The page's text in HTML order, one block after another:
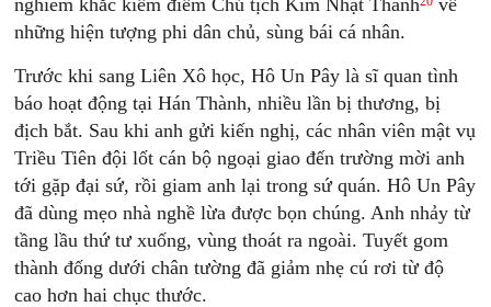
nghiêm khắc kiểm điểm Chủ tịch Kim Nhật Thành
về
những hiện tượng phi dân chủ, sùng bái cá nhân.
Trước khi sang Liên Xô học, Hô Un Pây là sĩ quan tình
báo hoạt động tại Hán Thành, nhiều lần bị thương, bị
địch bắt. Sau khi anh gửi kiến nghị, các nhân viên mật vụ
Triều Tiên đội lốt cán bộ ngoại giao đến trường mời anh
tới gặp đại sứ, rồi giam anh lại trong sứ quán. Hô Un Pây
đã dùng mẹo nhà nghề lừa được bọn chúng. Anh nhảy từ
tầng lầu thứ tư xuống, vùng thoát ra ngoài. Tuyết gom
thành đống dưới chân tường đã giảm nhẹ cú rơi từ độ
cao hơn hai chục thước.